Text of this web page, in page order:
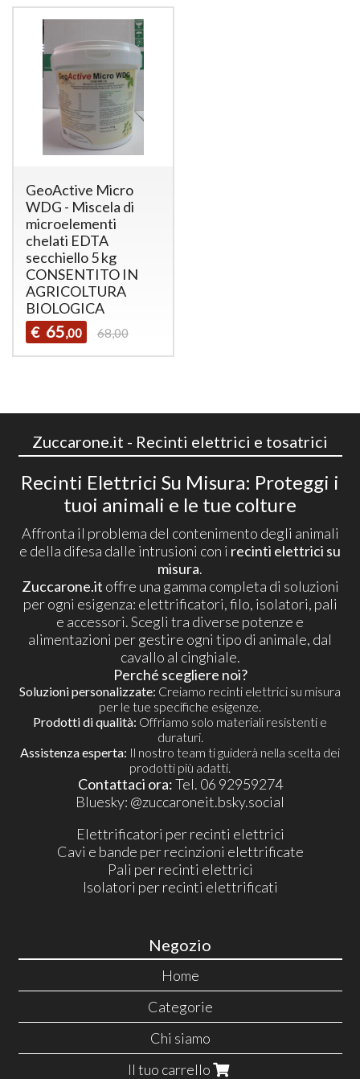
GeoActive Micro
WDG - Miscela di
microelementi
chelati EDTA
secchiello 5 kg
CONSENTITO IN
AGRICOLTURA
BIOLOGICA
€ 65,00 68,00
Zuccarone.it - Recinti elettrici e tosatrici
Recinti Elettrici Su Misura: Proteggi i
tuoi animali e le tue colture
Affronta il problema del contenimento degli animali
e della difesa dalle intrusioni con i recinti elettrici su
misura.
Zuccarone.it offre una gamma completa di soluzioni
per ogni esigenza: elettrificatori, filo, isolatori, pali
e accessori. Scegli tra diverse potenze e
alimentazioni per gestire ogni tipo di animale, dal
cavallo al cinghiale.
Perché scegliere noi?
Soluzioni personalizzate: Creiamo recinti elettrici su misura
per le tue specifiche esigenze.
Prodotti di qualità: Offriamo solo materiali resistenti e
duraturi.
Assistenza esperta: Il nostro team ti guiderà nella scelta dei
prodotti più adatti.
Contattaci ora:Tel. 06 92959274
​Bluesky: @zuccaroneit.bsky.social
Elettrificatori per recinti elettrici
Cavi e bande per recinzioni elettrificate
Pali per recinti elettrici
Isolatori per recinti elettrificati
Negozio
Home
Categorie
Chi siamo
Il tuo carrello